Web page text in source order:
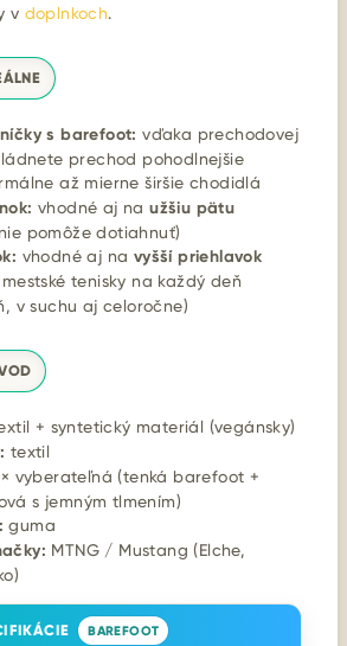
v doplnkoch.
s barefoot: vďaka prechodovej
prechod pohodlnejšie
až mierne širšie chodidlá
vhodné aj naužšiu pätu
pomôže dotiahnuť)
vhodné aj na vyšší priehlavok
mestské tenisky na každý deň
v suchu aj celoročne)
+ syntetický materiál (vegánsky)
textil
vyberateľná (tenká barefoot +
s jemným tlmením)
guma
MTNG / Mustang (Elche,
BAREFOOT